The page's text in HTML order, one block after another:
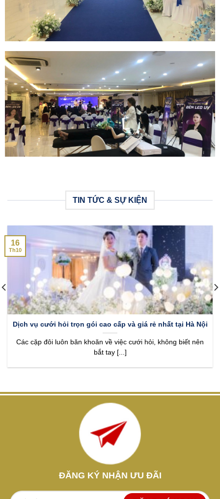
TIN TỨC & SỰ KIỆN
Dịch vụ cưới hỏi trọn gói cao cấp và giá rẻ nhất tại Hà Nội
Các cặp đôi luôn băn khoăn về việc cưới hỏi, không biết nên
bắt tay [...]
16
Th10
ĐĂNG KÝ NHẬN ƯU ĐÃI